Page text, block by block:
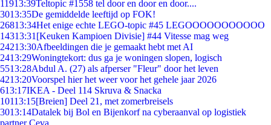
11913:39Teltopic #1558 tel door en door en door....
3013:35De gemiddelde leeftijd op FOK!
26813:34Het enige echte LEGO-topic #45 LEGOOOOOOOOOOO
14313:31 [Keuken Kampioen Divisie] #44 Vitesse mag weg
24213:30Afbeeldingen die je gemaakt hebt met AI
2413:29Woningtekort: dus ga je woningen slopen, logisch
5513:28Abdul A. (27) als afperser "Fleur" door het leven
4213:20Voorspel hier het weer voor het gehele jaar 2026
613:17IKEA - Deel 114 Skruva & Snacka
10113:15[Breien] Deel 21, met zomerbreisels
3013:14Datalek bij Bol en Bijenkorf na cyberaanval op logistiek
partner Ceva